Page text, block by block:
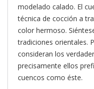
modelado calado. El
técnica de cocción a
color hermoso.
tradiciones orientales.
consideran los
precisamente ellos
cuencos como éste.